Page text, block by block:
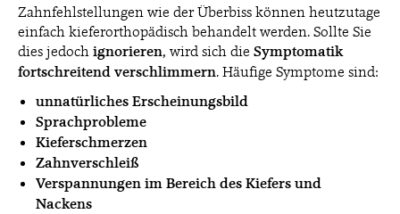
Zahnfehlstellungen wie der Überbiss können heutzutage
einfach kieferorthopädisch behandelt werden. Sollte Sie
dies jedoch ignorieren, wird sich die Symptomatik
fortschreitend verschlimmern. Häufige Symptome sind:
unnatürliches Erscheinungsbild
Sprachprobleme
Kieferschmerzen
Zahnverschleiß
Verspannungen im Bereich des Kiefers und
Nackens